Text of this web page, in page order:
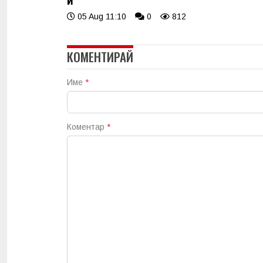
05 Aug 11:10 0 812
КОМЕНТИРАЙ
Име *
Коментар *